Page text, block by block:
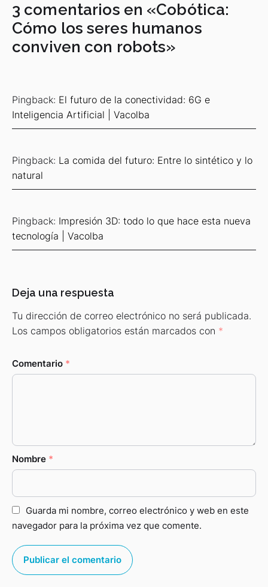
3 comentarios en «Cobótica:
Cómo los seres humanos
conviven con robots»
Pingback: El futuro de la conectividad: 6G e
Inteligencia Artificial | Vacolba
Pingback: La comida del futuro: Entre lo sintético y lo
natural
Pingback: Impresión 3D: todo lo que hace esta nueva
tecnología | Vacolba
Deja una respuesta
Tu dirección de correo electrónico no será publicada.
Los campos obligatorios están marcados con *
Comentario *
Nombre *
Guarda mi nombre, correo electrónico y web en este
navegador para la próxima vez que comente.